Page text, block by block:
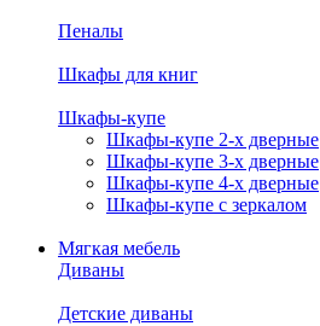
Пеналы
Шкафы для книг
Шкафы-купе
Шкафы-купе 2-х дверные
Шкафы-купе 3-х дверные
Шкафы-купе 4-х дверные
Шкафы-купе с зеркалом
Мягкая мебель
Диваны
Детские диваны